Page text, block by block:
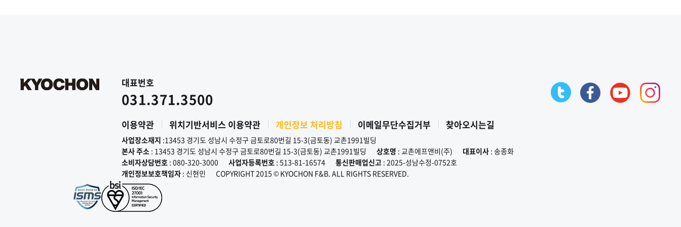
대표번호
031.371.3500
이용약관 위치기반서비스 이용약관 개인정보 처리방침 이메일무단수집거부 찾아오시는길
사업장소재지 :13453 경기도 성남시 수정구 금토로80번길 15-3(금토동) 교촌1991빌딩
본사 주소 : 13453 경기도 성남시 수정구 금토로80번길 15-3(금토동) 교촌1991빌딩 상호명 : 교촌에프앤비(주) 대표이사 : 송종화
소비자상담번호 : 080-320-3000 사업자등록번호 : 513-81-16574 통신판매업신고 : 2025-성남수정-0752호
개인정보보호책임자 : 신현민 COPYRIGHT 2015 © KYOCHON F&B. ALL RIGHTS RESERVED.